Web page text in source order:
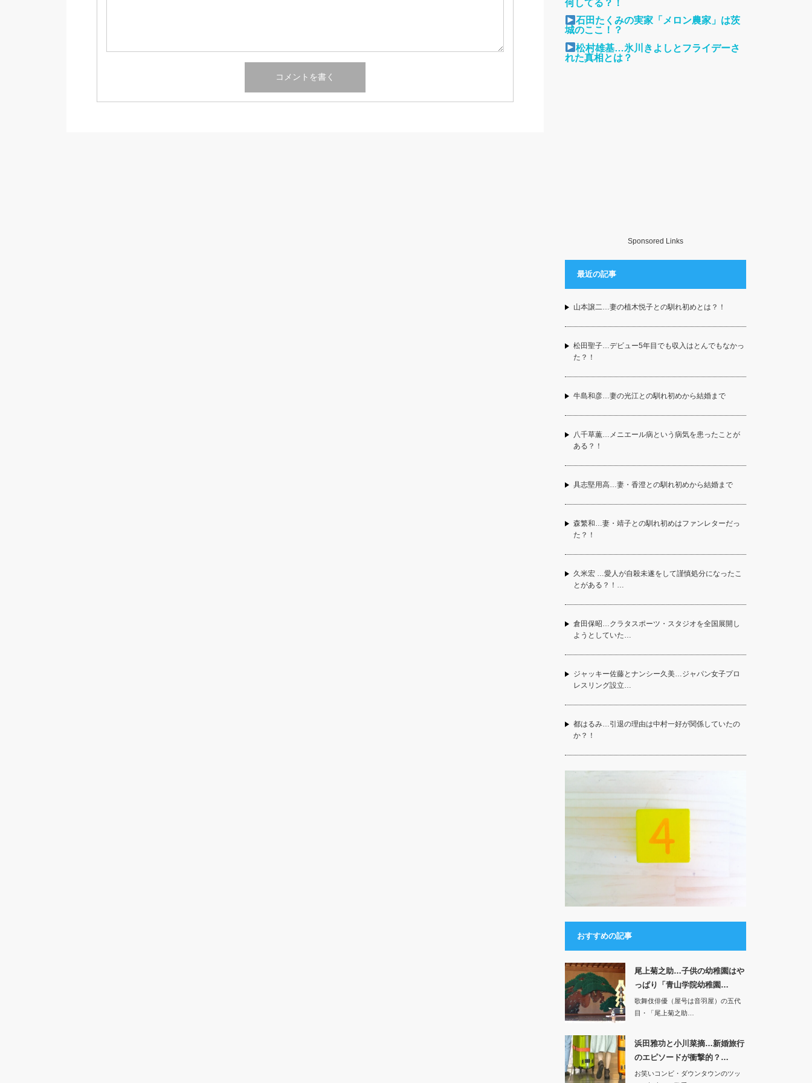
何してる？！
石田たくみの実家「メロン農家」は茨
城のここ！？
松村雄基…氷川きよしとフライデーさ
れた真相とは？
Sponsored Links
最近の記事
山本譲二…妻の植木悦子との馴れ初めとは？！
松田聖子…デビュー5年目でも収入はとんでもなかっ
た？！
牛島和彦…妻の光江との馴れ初めから結婚まで
八千草薫…メニエール病という病気を患ったことが
ある？！
具志堅用高…妻・香澄との馴れ初めから結婚まで
森繁和…妻・靖子との馴れ初めはファンレターだっ
た？！
久米宏 …愛人が自殺未遂をして謹慎処分になったこ
とがある？！…
倉田保昭…クラタスポーツ・スタジオを全国展開し
ようとしていた…
ジャッキー佐藤とナンシー久美…ジャパン女子プロ
レスリング設立…
都はるみ…引退の理由は中村一好が関係していたの
か？！
おすすめの記事
尾上菊之助…子供の幼稚園はや
っぱり「青山学院幼稚園…
歌舞伎俳優（屋号は音羽屋）の五代
目・「尾上菊之助…
浜田雅功と小川菜摘…新婚旅行
のエピソードが衝撃的？…
お笑いコンビ・ダウンタウンのツッ